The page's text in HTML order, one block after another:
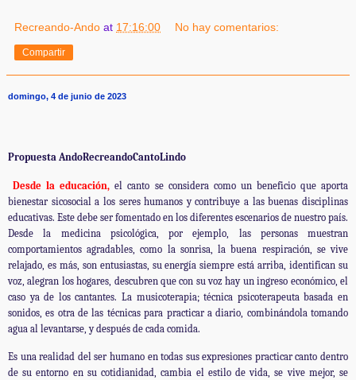
Recreando-Ando at 17:16:00 No hay comentarios:
Compartir
domingo, 4 de junio de 2023
Propuesta AndoRecreandoCantoLindo
Desde la educación, el canto se considera como un beneficio que aporta
bienestar sicosocial a los seres humanos y contribuye a las buenas disciplinas
educativas. Este debe ser fomentado en los diferentes escenarios de nuestro país.
Desde la medicina psicológica, por ejemplo, las personas muestran
comportamientos agradables, como la sonrisa, la buena respiración, se vive
relajado, es más, son entusiastas, su energía siempre está arriba, identifican su
voz, alegran los hogares, descubren que con su voz hay un ingreso económico, el
caso ya de los cantantes. La musicoterapia; técnica psicoterapeuta basada en
sonidos, es otra de las técnicas para practicar a diario, combinándola tomando
agua al levantarse, y después de cada comida.
Es una realidad del ser humano en todas sus expresiones practicar canto dentro
de su entorno en su cotidianidad, cambia el estilo de vida, se vive mejor, se